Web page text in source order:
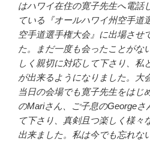
はハワイ在住の寛子先生へ電話
ている『オールハワイ州空手道
空手道選手権大会』に出場させ
た。まだ一度も会ったことがな
しく親切に対応して下さり、私
が出来るようになりました。大
当日の会場でも寛子先生をはじ
のMariさん、ご子息のGeorgeさ
て下さり、真剣且つ楽しく様々
出来ました。私は今でも忘れな